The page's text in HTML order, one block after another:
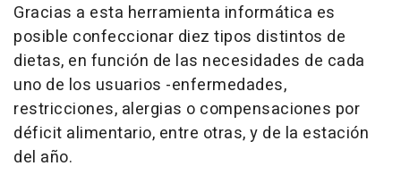
Gracias a esta herramienta informática es
posible confeccionar diez tipos distintos de
dietas, en función de las necesidades de cada
uno de los usuarios -enfermedades,
restricciones, alergias o compensaciones por
déficit alimentario, entre otras, y de la estación
del año.